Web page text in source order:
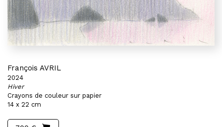
François AVRIL
2024
Hiver
Crayons de couleur sur papier
14 x 22 cm